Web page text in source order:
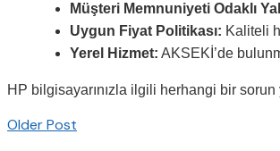
Müşteri Memnuniyeti Odaklı
Uygun Fiyat Politikası: Kaliteli
Yerel Hizmet: AKSEKİ’de
HP bilgisayarınızla ilgili herhangi bir
Older Post